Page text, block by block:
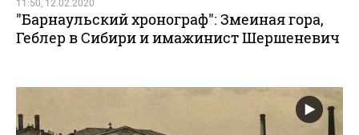
11:50, 12.02.2020
"Барнаульский хронограф": Змеиная гора,
Геблер в Сибири и имажинист Шершеневич